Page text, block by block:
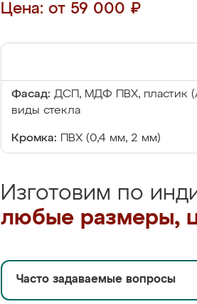
Цена: от 59 000 ₽
Фасад: ДСП, МДФ ПВХ, пластик
виды стекла
Кромка: ПВХ (0,4 мм, 2 мм)
Изготовим по
любые размеры,
Часто задаваемые вопросы